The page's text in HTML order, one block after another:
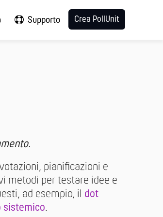
Supporto Crea PollUnit
pianificazioni e
metodi per testare idee e
ad esempio, il dot
sistemico.